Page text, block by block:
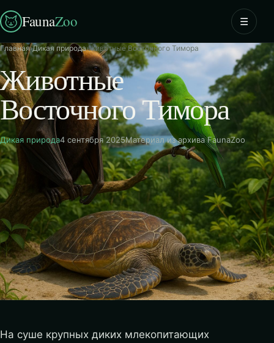
FaunaZoo ☰
Главная›Дикая природа›Животные Восточного Тимора
Животные
Восточного Тимора
Дикая природа4 сентября 2025Материал из архива FaunaZoo
На суше крупных диких млекопитающих